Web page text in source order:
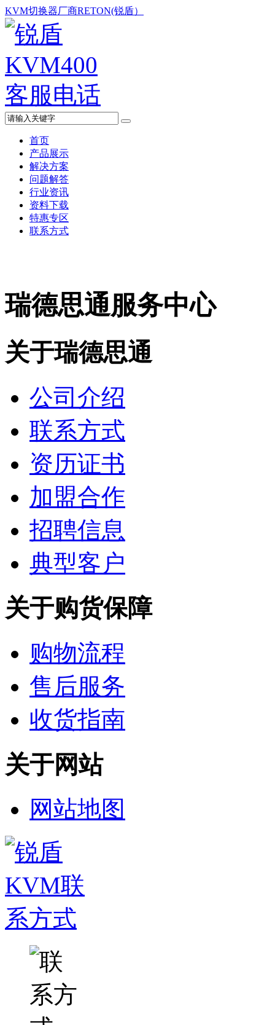
KVM切换器厂商RETON(锐盾）
首页
产品展示
解决方案
问题解答
行业资讯
资料下载
特惠专区
联系方式
瑞德思通服务中心
关于瑞德思通
公司介绍
联系方式
资历证书
加盟合作
招聘信息
典型客户
关于购货保障
购物流程
售后服务
收货指南
关于网站
网站地图